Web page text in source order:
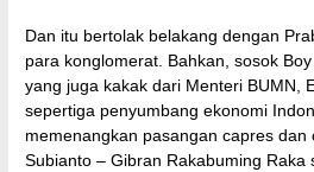
Dan itu bertolak belakang dengan
para konglomerat. Bahkan, sosok
yang juga kakak dari Menteri BUMN,
sepertiga penyumbang ekonomi
memenangkan pasangan capres dan
Subianto – Gibran Rakabuming Raka